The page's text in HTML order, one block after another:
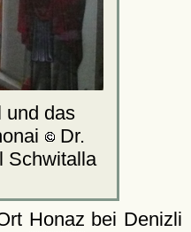
und das
Dr.
Schwitalla
Honaz bei Denizli